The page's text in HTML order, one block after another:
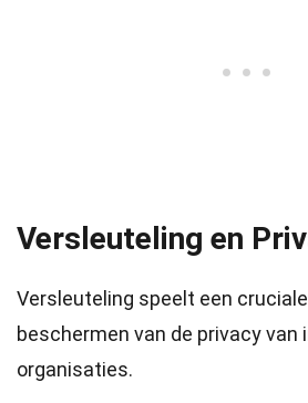
Versleuteling en
Versleuteling speelt een
beschermen van de privacy van
organisaties.